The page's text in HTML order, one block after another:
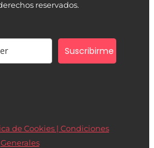
reservados.
Suscribirme
de Cookies | Condiciones
Generales